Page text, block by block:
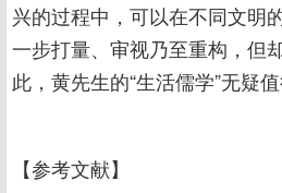
兴的过程中，可以在不同文明
一步打量、审视乃至重构，但
此，黄先生的“生活儒学”无疑
【参考文献】